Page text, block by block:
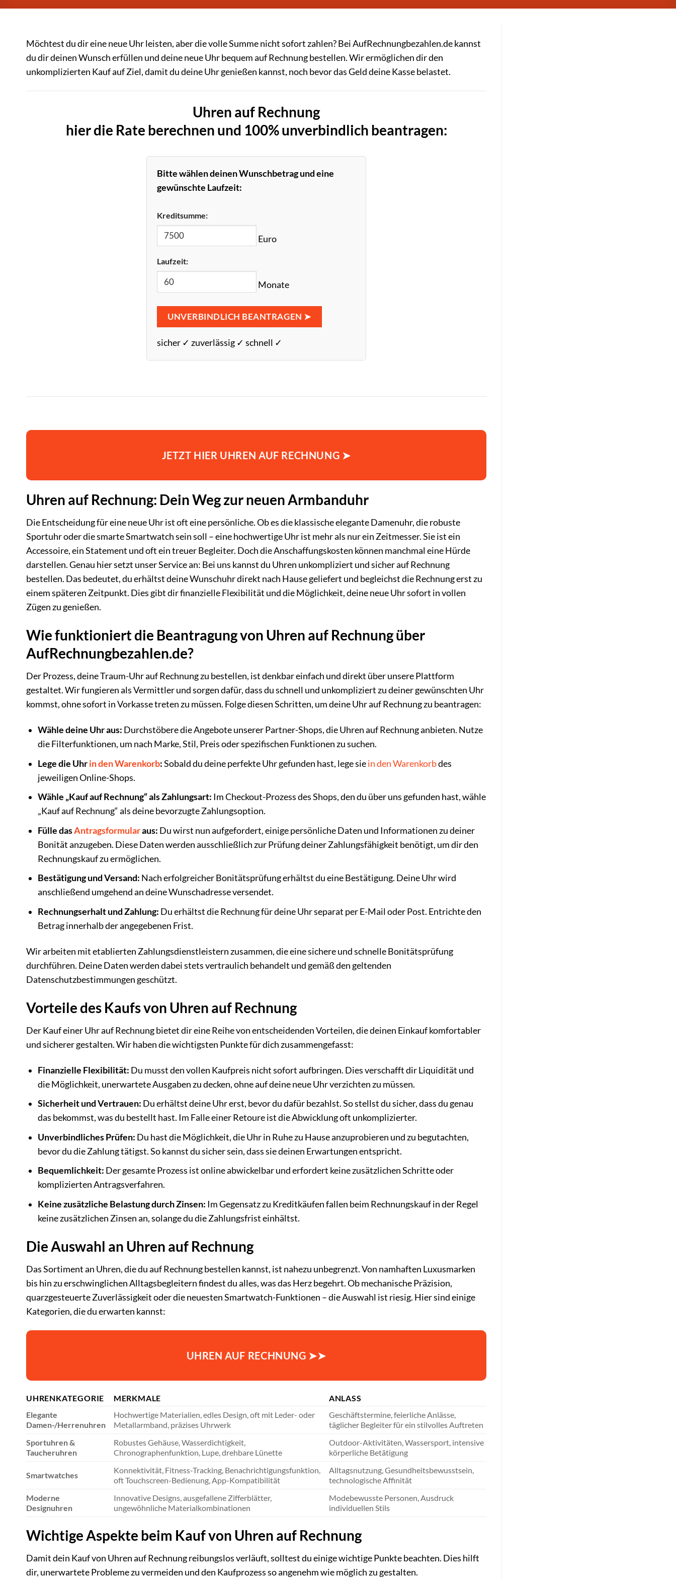
Möchtest du dir eine neue Uhr leisten, aber die volle Summe nicht sofort zahlen? Bei AufRechnungbezahlen.de kannst
du dir deinen Wunsch erfüllen und deine neue Uhr bequem auf Rechnung bestellen. Wir ermöglichen dir den
unkomplizierten Kauf auf Ziel, damit du deine Uhr genießen kannst, noch bevor das Geld deine Kasse belastet.
Uhren auf Rechnung
hier die Rate berechnen und 100% unverbindlich beantragen:
Bitte wählen deinen Wunschbetrag und eine
gewünschte Laufzeit:
Kreditsumme:
Euro
Laufzeit:
Monate
UNVERBINDLICH BEANTRAGEN ➤
sicher ✓ zuverlässig ✓ schnell ✓
JETZT HIER UHREN AUF RECHNUNG ➤
Uhren auf Rechnung: Dein Weg zur neuen Armbanduhr
Die Entscheidung für eine neue Uhr ist oft eine persönliche. Ob es die klassische elegante Damenuhr, die robuste
Sportuhr oder die smarte Smartwatch sein soll – eine hochwertige Uhr ist mehr als nur ein Zeitmesser. Sie ist ein
Accessoire, ein Statement und oft ein treuer Begleiter. Doch die Anschaffungskosten können manchmal eine Hürde
darstellen. Genau hier setzt unser Service an: Bei uns kannst du Uhren unkompliziert und sicher auf Rechnung
bestellen. Das bedeutet, du erhältst deine Wunschuhr direkt nach Hause geliefert und begleichst die Rechnung erst zu
einem späteren Zeitpunkt. Dies gibt dir finanzielle Flexibilität und die Möglichkeit, deine neue Uhr sofort in vollen
Zügen zu genießen.
Wie funktioniert die Beantragung von Uhren auf Rechnung über
AufRechnungbezahlen.de?
Der Prozess, deine Traum-Uhr auf Rechnung zu bestellen, ist denkbar einfach und direkt über unsere Plattform
gestaltet. Wir fungieren als Vermittler und sorgen dafür, dass du schnell und unkompliziert zu deiner gewünschten Uhr
kommst, ohne sofort in Vorkasse treten zu müssen. Folge diesen Schritten, um deine Uhr auf Rechnung zu beantragen:
Wähle deine Uhr aus: Durchstöbere die Angebote unserer Partner-Shops, die Uhren auf Rechnung anbieten. Nutze
die Filterfunktionen, um nach Marke, Stil, Preis oder spezifischen Funktionen zu suchen.
Lege die Uhrin den Warenkorb:Sobald du deine perfekte Uhr gefunden hast, lege siein den Warenkorbdes
jeweiligen Online-Shops.
Wähle „Kauf auf Rechnung“ als Zahlungsart: Im Checkout-Prozess des Shops, den du über uns gefunden hast, wähle
„Kauf auf Rechnung“ als deine bevorzugte Zahlungsoption.
Fülle dasAntragsformularaus: Du wirst nun aufgefordert, einige persönliche Daten und Informationen zu deiner
Bonität anzugeben. Diese Daten werden ausschließlich zur Prüfung deiner Zahlungsfähigkeit benötigt, um dir den
Rechnungskauf zu ermöglichen.
Bestätigung und Versand: Nach erfolgreicher Bonitätsprüfung erhältst du eine Bestätigung. Deine Uhr wird
anschließend umgehend an deine Wunschadresse versendet.
Rechnungserhalt und Zahlung: Du erhältst die Rechnung für deine Uhr separat per E-Mail oder Post. Entrichte den
Betrag innerhalb der angegebenen Frist.
Wir arbeiten mit etablierten Zahlungsdienstleistern zusammen, die eine sichere und schnelle Bonitätsprüfung
durchführen. Deine Daten werden dabei stets vertraulich behandelt und gemäß den geltenden
Datenschutzbestimmungen geschützt.
Vorteile des Kaufs von Uhren auf Rechnung
Der Kauf einer Uhr auf Rechnung bietet dir eine Reihe von entscheidenden Vorteilen, die deinen Einkauf komfortabler
und sicherer gestalten. Wir haben die wichtigsten Punkte für dich zusammengefasst:
Finanzielle Flexibilität: Du musst den vollen Kaufpreis nicht sofort aufbringen. Dies verschafft dir Liquidität und
die Möglichkeit, unerwartete Ausgaben zu decken, ohne auf deine neue Uhr verzichten zu müssen.
Sicherheit und Vertrauen: Du erhältst deine Uhr erst, bevor du dafür bezahlst. So stellst du sicher, dass du genau
das bekommst, was du bestellt hast. Im Falle einer Retoure ist die Abwicklung oft unkomplizierter.
Unverbindliches Prüfen: Du hast die Möglichkeit, die Uhr in Ruhe zu Hause anzuprobieren und zu begutachten,
bevor du die Zahlung tätigst. So kannst du sicher sein, dass sie deinen Erwartungen entspricht.
Bequemlichkeit: Der gesamte Prozess ist online abwickelbar und erfordert keine zusätzlichen Schritte oder
komplizierten Antragsverfahren.
Keine zusätzliche Belastung durch Zinsen: Im Gegensatz zu Kreditkäufen fallen beim Rechnungskauf in der Regel
keine zusätzlichen Zinsen an, solange du die Zahlungsfrist einhältst.
Die Auswahl an Uhren auf Rechnung
Das Sortiment an Uhren, die du auf Rechnung bestellen kannst, ist nahezu unbegrenzt. Von namhaften Luxusmarken
bis hin zu erschwinglichen Alltagsbegleitern findest du alles, was das Herz begehrt. Ob mechanische Präzision,
quarzgesteuerte Zuverlässigkeit oder die neuesten Smartwatch-Funktionen – die Auswahl ist riesig. Hier sind einige
Kategorien, die du erwarten kannst:
UHREN AUF RECHNUNG ➤➤
UHRENKATEGORIE MERKMALE
ANLASS
Elegante
Damen-/Herrenuhren
Hochwertige Materialien, edles Design, oft mit Leder- oder
Metallarmband, präzises Uhrwerk
Geschäftstermine, feierliche Anlässe,
täglicher Begleiter für ein stilvolles Auftreten
Sportuhren &
Taucheruhren
Robustes Gehäuse, Wasserdichtigkeit,
Chronographenfunktion, Lupe, drehbare Lünette
Outdoor-Aktivitäten, Wassersport, intensive
körperliche Betätigung
Smartwatches
Konnektivität, Fitness-Tracking, Benachrichtigungsfunktion,
oft Touchscreen-Bedienung, App-Kompatibilität
Alltagsnutzung, Gesundheitsbewusstsein,
technologische Affinität
Moderne
Designuhren
Innovative Designs, ausgefallene Zifferblätter,
ungewöhnliche Materialkombinationen
Modebewusste Personen, Ausdruck
individuellen Stils
Wichtige Aspekte beim Kauf von Uhren auf Rechnung
Damit dein Kauf von Uhren auf Rechnung reibungslos verläuft, solltest du einige wichtige Punkte beachten. Dies hilft
dir, unerwartete Probleme zu vermeiden und den Kaufprozess so angenehm wie möglich zu gestalten.